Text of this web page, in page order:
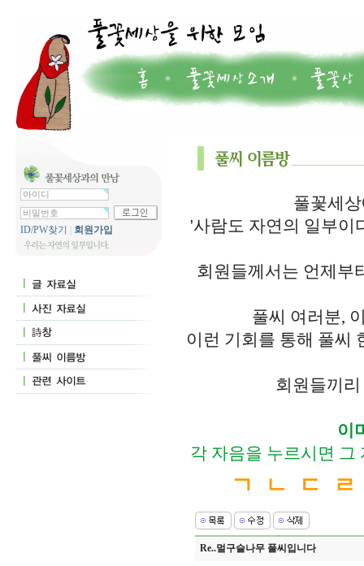
ID/PW찾기 회원가입
풀꽃세
'사람도 자연의 일부이
회원들께서는 언제부
풀씨 여러분,
이런 기회를 통해 풀씨
회원들끼
이
각 자음을 누르시면 그
ㄱ ㄴ ㄷ ㄹ
Re..멀구슬나무 풀씨입니다